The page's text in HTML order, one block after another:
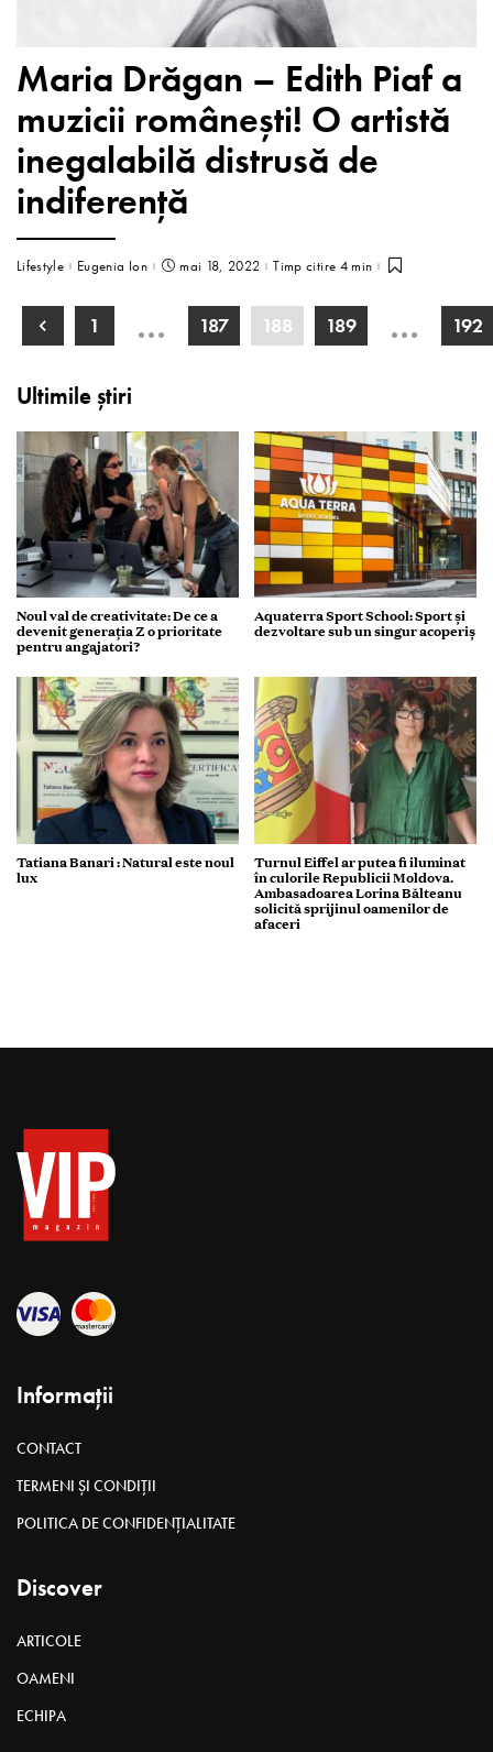
Maria Drăgan – Edith Piaf a
muzicii românești! O artistă
inegalabilă distrusă de
indiferență
Lifestyle Eugenia Ion mai 18, 2022 Timp citire 4 min
1 … 187 188 189 … 192
Ultimile știri
Noul val de creativitate: De ce a
devenit generația Z o prioritate
pentru angajatori?
Aquaterra Sport School: Sport și
dezvoltare sub un singur acoperiș
Tatiana Banari : Natural este noul
lux
Turnul Eiffel ar putea fi iluminat
în culorile Republicii Moldova.
Ambasadoarea Lorina Bălteanu
solicită sprijinul oamenilor de
afaceri
Informații
CONTACT
TERMENI ȘI CONDIȚII
POLITICA DE CONFIDENȚIALITATE
Discover
ARTICOLE
OAMENI
ECHIPA